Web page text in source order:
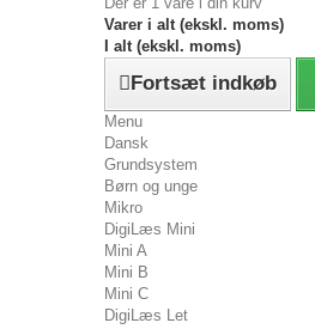
Varer i alt (ekskl. moms)
I alt (ekskl. moms)
Fortsæt indkøb
Menu
Dansk
Grundsystem
Børn og unge
Mikro
DigiLæs Mini
Mini A
Mini B
Mini C
DigiLæs Let